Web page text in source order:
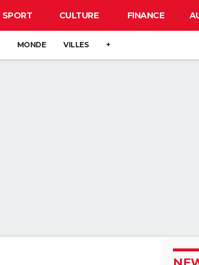
SPORT CULTURE FINANCE
MONDE VILLES +